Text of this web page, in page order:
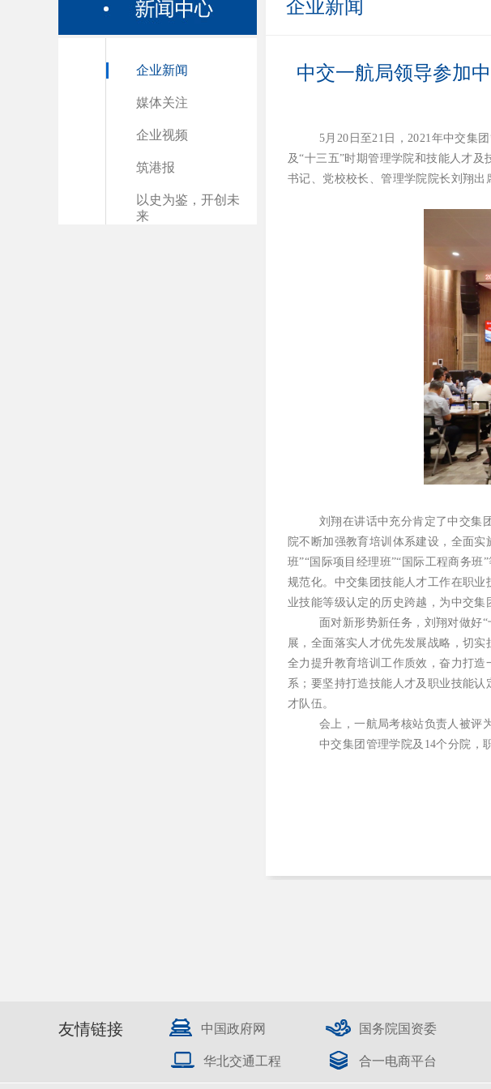
企业新闻
媒体关注
企业视频
筑港报
以史为鉴，开创未
来
企业新闻
中交一航局领导参加
5月20日至21日，2021年中交集
及“十三五”时期管理学院和技能人才
书记、党校校长、管理学院院长刘翔出
刘翔在讲话中充分肯定了中交集团
院不断加强教育培训体系建设，全面
班”“国际项目经理班”“国际工程商务
规范化。中交集团技能人才工作在职
业技能等级认定的历史跨越，为中交集
面对新形势新任务，刘翔对做好
展，全面落实人才优先发展战略，切
全力提升教育培训工作质效，奋力打
系；要坚持打造技能人才及职业技能
才队伍。
会上，一航局考核站负责人被评
中交集团管理学院及 14个分院，
友情链接 中国政府网 国务院国资委
华北交通工程 合一电商平台